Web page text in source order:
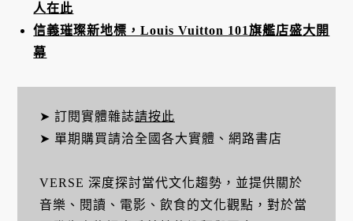
人在此
信義璀璨新地標，Louis Vuitton 101旗艦店盛大開
幕
➤ 訂閱實體雜誌請按此
➤ 單期購買請洽全國各大實體、網路書店
VERSE 深度探討當代文化趨勢，並提供關於
音樂、閱讀、電影、飲食的文化觀點，對於當